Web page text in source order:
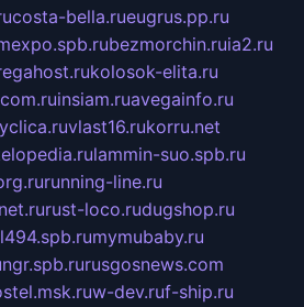
costa-bella.rueugrus.pp.ru
bezmorchin.ruia2.ru
kolosok-elita.ru
insiam.ruavegainfo.ru
vlast16.rukorru.net
lammin-suo.spb.ru
running-line.ru
rust-loco.rudugshop.ru
mymubaby.ru
ngr.spb.rurusgosnews.com
w-dev.ruf-ship.ru